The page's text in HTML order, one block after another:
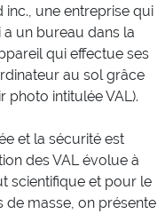
inc., une entreprise qui
un bureau dans la
qui effectue ses
au sol grâce
intitulée VAL).
et la sécurité est
des VAL évolue à
scientifique et pour le
de masse, on présente